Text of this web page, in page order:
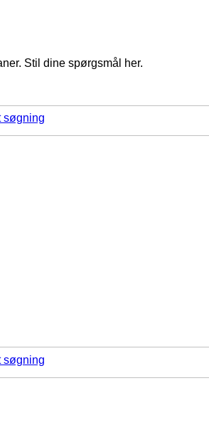
Stil dine spørgsmål her.
søgning
søgning